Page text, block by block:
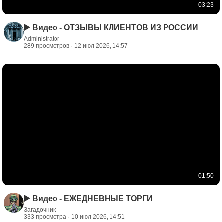
03:23
▶️ Видео - ОТЗЫВЫ КЛИЕНТОВ ИЗ РОССИИ
Administrator
289 просмотров · 12 июл 2026, 14:57
01:50
▶️ Видео - ЕЖЕДНЕВНЫЕ ТОРГИ
Загадочник
333 просмотра · 10 июл 2026, 14:51